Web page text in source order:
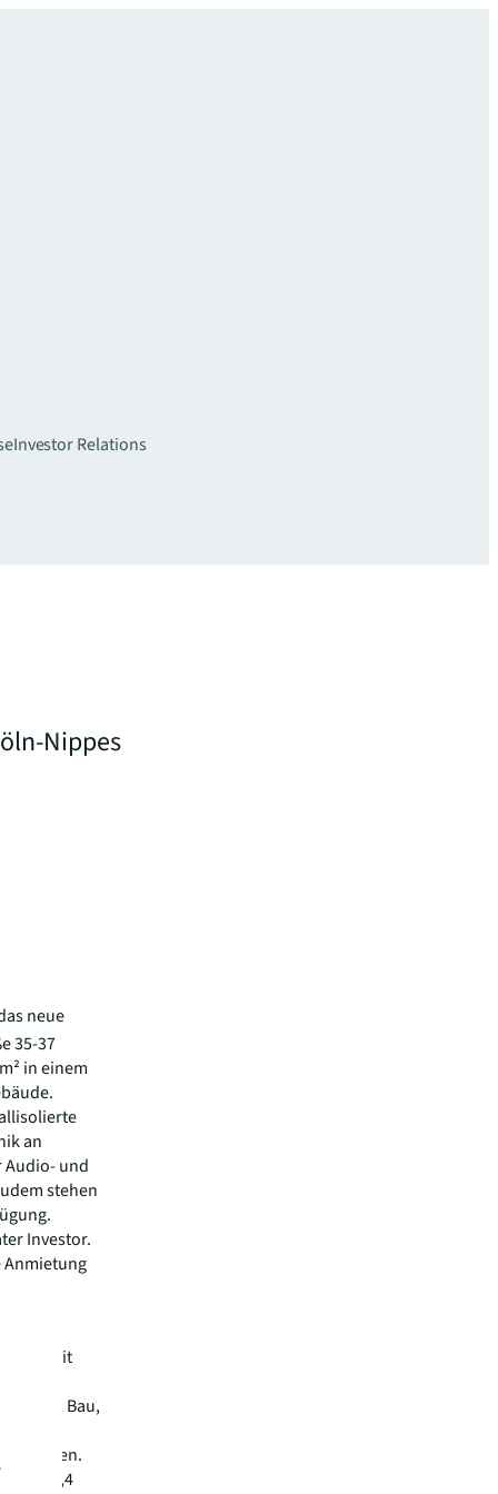
Investor Relations
Nippes
neue
35-37
in einem
an
Audio- und
stehen
Investor.
Anmietung
weltweit
Kauf, Bau,
von 23,4